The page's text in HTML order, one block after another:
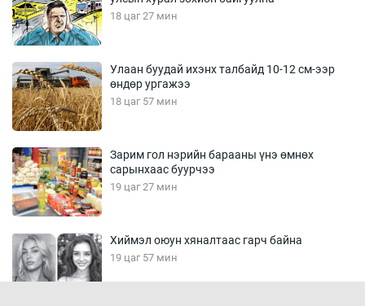
18 цаг 27 мин
Улаан буудай ихэнх талбайд 10-12 см-ээр
өндөр ургажээ
18 цаг 57 мин
Зарим гол нэрийн барааны үнэ өмнөх
сарынхаас буурчээ
19 цаг 27 мин
Хиймэл оюун хяналтаас гарч байна
19 цаг 57 мин